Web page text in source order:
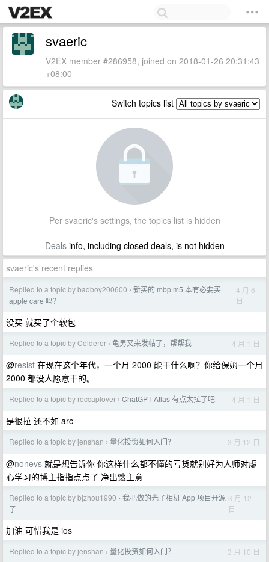
svaeric
V2EX member #286958, joined on 2018-01-26 20:31:43
+08:00
Switch topics list
Per svaeric's settings, the topics list is hidden
Dealsinfo, including closed deals, is not hidden
svaeric's recent replies
Replied to a topic by badboy200600 › 新买的 mbp m5 本有必要买
apple care 吗？
4 月 6
日
没买 就买了个软包
Replied to a topic by Colderer › 龟男又来发帖了，帮帮我 4 月 1 日
@resist 在现在这个年代，一个月 2000 能干什么啊？你给保姆一个月
2000 都没人愿意干的。
Replied to a topic by roccaplover › ChatGPT Atlas 有点太拉了吧 4 月 1 日
是很拉 还不如 arc
Replied to a topic by jenshan › 量化投资如何入门？ 3 月 12 日
@nonevs 就是想告诉你 你这样什么都不懂的亏货就别好为人师对虚
心学习的博主指指点点了 净出馊主意
Replied to a topic by bjzhou1990 › 我把做的光子相机 App 项目开源
了
3 月 12
日
加油 可惜我是 ios
Replied to a topic by jenshan › 量化投资如何入门？ 3 月 10 日